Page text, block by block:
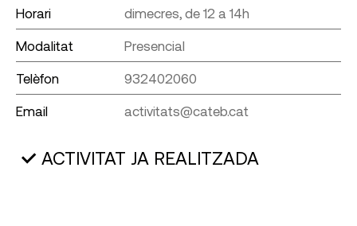
Horari dimecres, de 12 a 14h
Modalitat Presencial
Telèfon 932402060
Email activitats@cateb.cat
ACTIVITAT JA REALITZADA